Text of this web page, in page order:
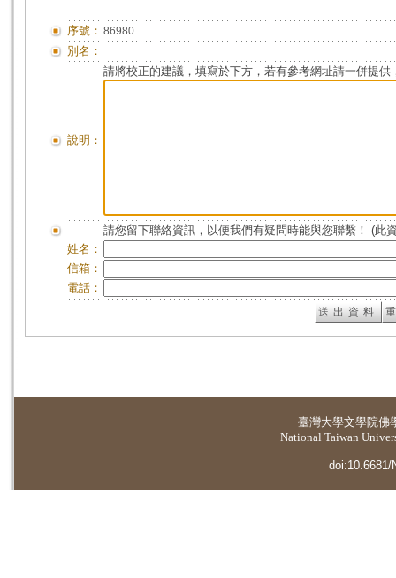
序號： 86980
別名：
說明：
請將校正的建議，填寫於下方，若有參考網址請一併提供
請您留下聯絡資訊，以便我們有疑問時能與您聯繫！ (此
姓名：
信箱：
電話：
臺灣大學文學院佛
National Taiwan
doi:10.6681/